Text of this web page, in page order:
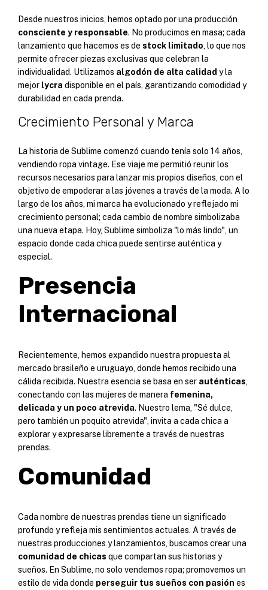
Desde nuestros inicios, hemos optado por una producción
consciente y responsable. No producimos en masa; cada
lanzamiento que hacemos es de stock limitado, lo que nos
permite ofrecer piezas exclusivas que celebran la
individualidad. Utilizamos algodón de alta calidad y la
mejor lycra disponible en el país, garantizando comodidad y
durabilidad en cada prenda.
Crecimiento Personal y Marca
La historia de Sublime comenzó cuando tenía solo 14 años,
vendiendo ropa vintage. Ese viaje me permitió reunir los
recursos necesarios para lanzar mis propios diseños, con el
objetivo de empoderar a las jóvenes a través de la moda. A lo
largo de los años, mi marca ha evolucionado y reflejado mi
crecimiento personal; cada cambio de nombre simbolizaba
una nueva etapa. Hoy, Sublime simboliza "lo más lindo", un
espacio donde cada chica puede sentirse auténtica y
especial.
Presencia
Internacional
Recientemente, hemos expandido nuestra propuesta al
mercado brasileño e uruguayo, donde hemos recibido una
cálida recibida. Nuestra esencia se basa en ser auténticas,
conectando con las mujeres de manera femenina,
delicada y un poco atrevida. Nuestro lema, "Sé dulce,
pero también un poquito atrevida", invita a cada chica a
explorar y expresarse libremente a través de nuestras
prendas.
Comunidad
Cada nombre de nuestras prendas tiene un significado
profundo y refleja mis sentimientos actuales. A través de
nuestras producciones y lanzamientos, buscamos crear una
comunidad de chicas que compartan sus historias y
sueños. En Sublime, no solo vendemos ropa; promovemos un
estilo de vida donde perseguir tus sueños con pasión es